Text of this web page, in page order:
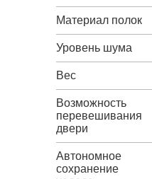
Материал полок
Уровень шума
Вес
Возможность
перевешивания
двери
Автономное
сохранение